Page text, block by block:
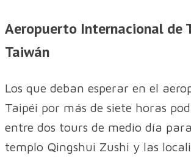
Aeropuerto Internacional de
Taiwán
Los que deban esperar en el
Taipéi por más de siete horas
entre dos tours de medio día
templo Qingshui Zushi y las